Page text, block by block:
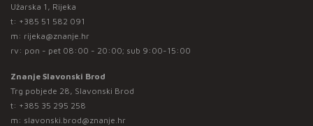
Užarska 1, Rijeka
t: +385 51 582 091
m: rijeka@znanje.hr
rv: pon - pet 08:00 - 20:00; sub 9:00-15:00
Znanje Slavonski Brod
Trg pobjede 28, Slavonski Brod
t: +385 35 295 258
m: slavonski.brod@znanje.hr